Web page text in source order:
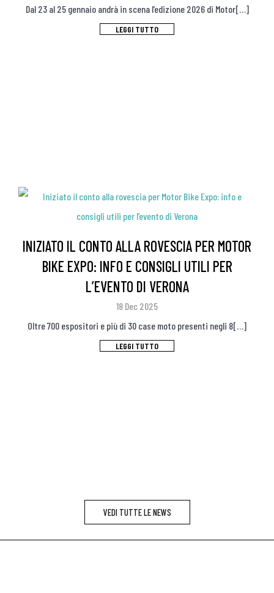
Dal 23 al 25 gennaio andrà in scena l’edizione 2026 di Motor[…]
LEGGI TUTTO
INIZIATO IL CONTO ALLA ROVESCIA PER MOTOR
BIKE EXPO: INFO E CONSIGLI UTILI PER
L’EVENTO DI VERONA
18 Dec 2025
Oltre 700 espositori e più di 30 case moto presenti negli 8[…]
LEGGI TUTTO
VEDI TUTTE LE NEWS